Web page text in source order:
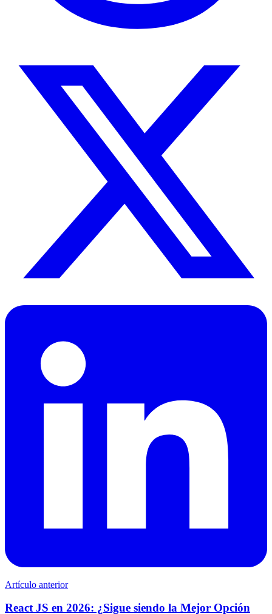
Artículo anterior
React JS en 2026: ¿Sigue siendo la Mejor Opción